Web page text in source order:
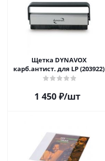
Щетка DYNAVOX
карб.антист. для LP (203922)
1 450₽/шт